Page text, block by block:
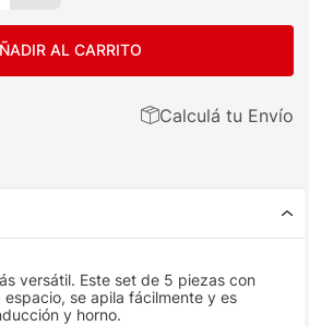
AL CARRITO
Calculá tu Envío
versátil. Este set de 5 piezas con
se apila fácilmente y es
y horno.